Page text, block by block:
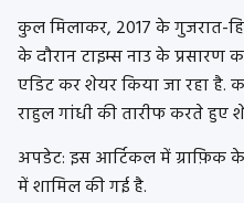
कुल मिलाकर, 2017 के गुजरात-
के दौरान टाइम्स नाउ के प्रसारण
एडिट कर शेयर किया जा रहा है.
राहुल गांधी की तारीफ करते हुए
अपडेट: इस आर्टिकल में ग्राफ़िक
में शामिल की गई है.